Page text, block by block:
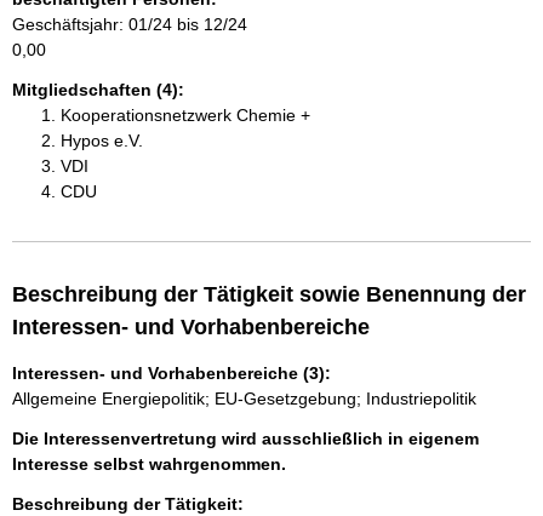
Geschäftsjahr: 01/24 bis 12/24
0,00
Mitgliedschaften (4):
Kooperationsnetzwerk Chemie +
Hypos e.V.
VDI
CDU
Beschreibung der Tätigkeit sowie Benennung der
Interessen- und Vorhabenbereiche
Interessen- und Vorhabenbereiche (3):
Allgemeine Energiepolitik; EU-Gesetzgebung; Industriepolitik
Die Interessenvertretung wird ausschließlich in eigenem
Interesse selbst wahrgenommen.
Beschreibung der Tätigkeit: